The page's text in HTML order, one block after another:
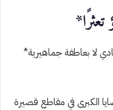
لا بعاطفة جماهيرية*
الكبرى في مقاطع قصيرة